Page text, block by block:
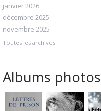
janvier 2026
décembre 2025
novembre 2025
Toutes les archives
Albums photos